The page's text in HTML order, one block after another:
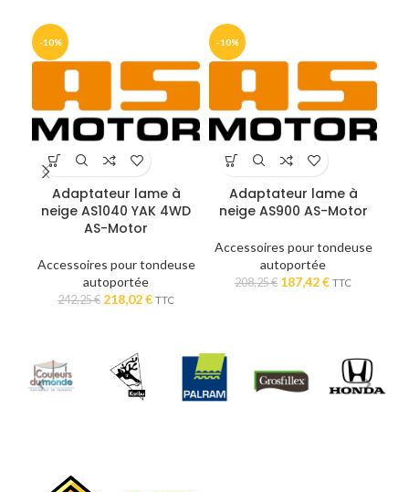
-10%
Adaptateur lame à
neige AS1040 YAK 4WD
AS-Motor
Accessoires pour tondeuse
autoportée
242,25€ Le
était :
242,25 €.
218,02€Le
218,02 €.
TTC
-10%
Adaptateur lame à
neige AS900 AS-Motor
Accessoires pour tondeuse
autoportée
208,25€ Le
187,42€Le
TTC